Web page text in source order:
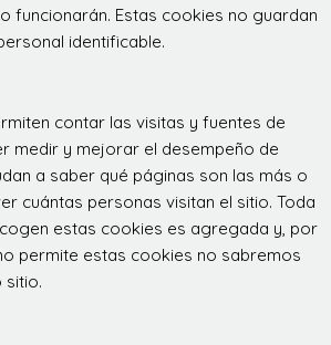
funcionarán. Estas cookies no guardan
identificable.
contar las visitas y fuentes de
medir y mejorar el desempeño de
a saber qué páginas son las más o
cuántas personas visitan el sitio. Toda
estas cookies es agregada y, por
permite estas cookies no sabremos
sitio.